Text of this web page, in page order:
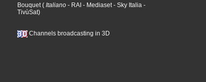
Bouquet( Italiano - RAI - Mediaset- Sky Italia -
TivùSat)
Channels broadcasting in 3D